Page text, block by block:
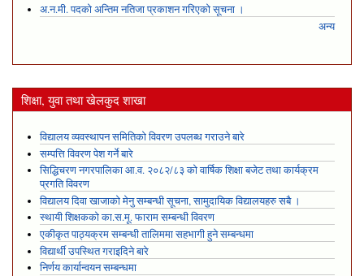
अ.न.मी. पदको अन्तिम नतिजा प्रकाशन गरिएको सूचना ।
अन्य
शिक्षा, युवा तथा खेलकुद शाखा
विद्यालय व्यवस्थापन समितिको विवरण उपलब्ध गराउने बारे
सम्पत्ति विवरण पेश गर्ने बारे
सिद्धिचरण नगरपालिका आ.व. २०८२/८३ को वार्षिक शिक्षा बजेट तथा कार्यक्रम
प्रगति विवरण
विद्यालय दिवा खाजाको मेनु सम्बन्धी सूचना, सामुदायिक विद्यालयहरु सबै ।
स्थायी शिक्षकको का.स.मू. फाराम सम्बन्धी विवरण
एकीकृत पाठ्यक्रम सम्बन्धी तालिममा सहभागी हुने सम्बन्धमा
विद्यार्थी उपस्थित गराइदिने बारे
निर्णय कार्यान्वयन सम्बन्धमा